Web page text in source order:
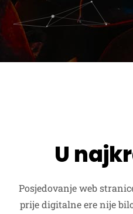
U
Posjedovanje web
prije digitalne ere nije